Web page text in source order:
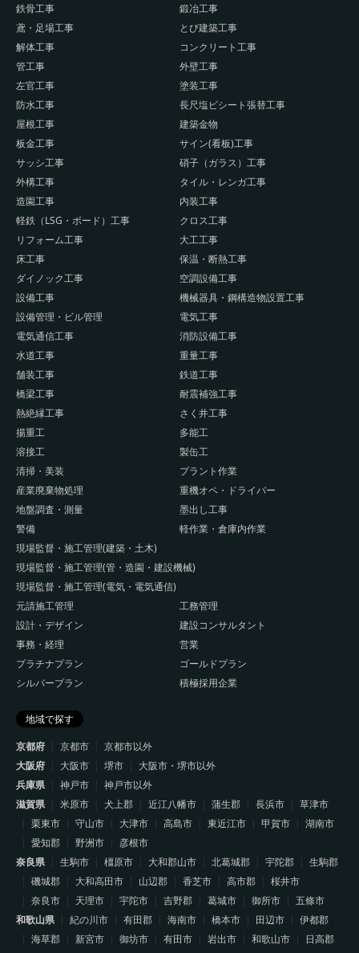
鉄骨工事
鍛冶工事
鳶・足場工事
とび建築工事
解体工事
コンクリート工事
管工事
外壁工事
左官工事
塗装工事
防水工事
長尺塩ビシート張替工事
屋根工事
建築金物
板金工事
サイン(看板)工事
サッシ工事
硝子（ガラス）工事
外構工事
タイル・レンガ工事
造園工事
内装工事
軽鉄（LSG・ボード）工事
クロス工事
リフォーム工事
大工工事
床工事
保温・断熱工事
ダイノック工事
空調設備工事
設備工事
機械器具・鋼構造物設置工事
設備管理・ビル管理
電気工事
電気通信工事
消防設備工事
水道工事
重量工事
舗装工事
鉄道工事
橋梁工事
耐震補強工事
熱絶縁工事
さく井工事
揚重工
多能工
溶接工
製缶工
清掃・美装
プラント作業
産業廃棄物処理
重機オペ・ドライバー
地盤調査・測量
墨出し工事
警備
軽作業・倉庫内作業
現場監督・施工管理(建築・土木)
現場監督・施工管理(管・造園・建設機械)
現場監督・施工管理(電気・電気通信)
元請施工管理
工務管理
設計・デザイン
建設コンサルタント
事務・経理
営業
プラチナプラン
ゴールドプラン
シルバープラン
積極採用企業
地域で探す
京都府
京都市
京都市以外
大阪府
大阪市 堺市
大阪市・堺市以外
兵庫県
神戸市
神戸市以外
滋賀県
米原市 犬上郡 近江八幡市 蒲生郡 長浜市
草津市
栗東市
守山市 大津市 高島市 東近江市 甲賀市
湖南市
愛知郡
野洲市
彦根市
奈良県
生駒市 橿原市 大和郡山市 北葛城郡 宇陀郡
生駒郡
磯城郡
大和高田市 山辺郡 香芝市 高市郡
桜井市
奈良市
天理市 宇陀市 吉野郡 葛城市 御所市
五條市
和歌山県
紀の川市 有田郡 海南市 橋本市 田辺市
伊都郡
海草郡
新宮市 御坊市 有田市 岩出市 和歌山市
日高郡